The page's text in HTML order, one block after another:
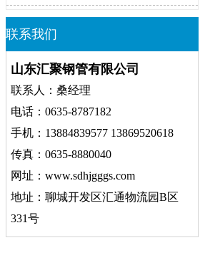
联系我们
山东汇聚钢管有限公司
联系人：桑经理
电话：0635-8787182
手机：13884839577 13869520618
传真：0635-8880040
网址：www.sdhjgggs.com
地址：聊城开发区汇通物流园B区
331号